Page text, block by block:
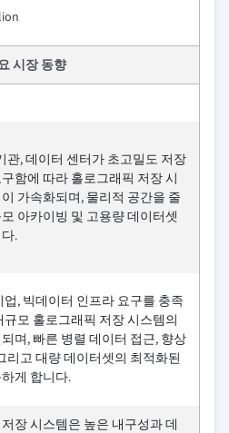
시장 동향
관, 데이터 센터가 초고밀도 저장
함에 따라 홀로그래픽 저장 시
가속화되며, 물리적 공간을 줄
아카이빙 및 고용량 데이터셋
.
업, 빅데이터 인프라 요구를 충족
규모 홀로그래픽 저장 시스템의
며, 빠른 병렬 데이터 접근, 향상
리고 대량 데이터셋의 최적화된
게 합니다.
장 시스템은 높은 내구성과 데